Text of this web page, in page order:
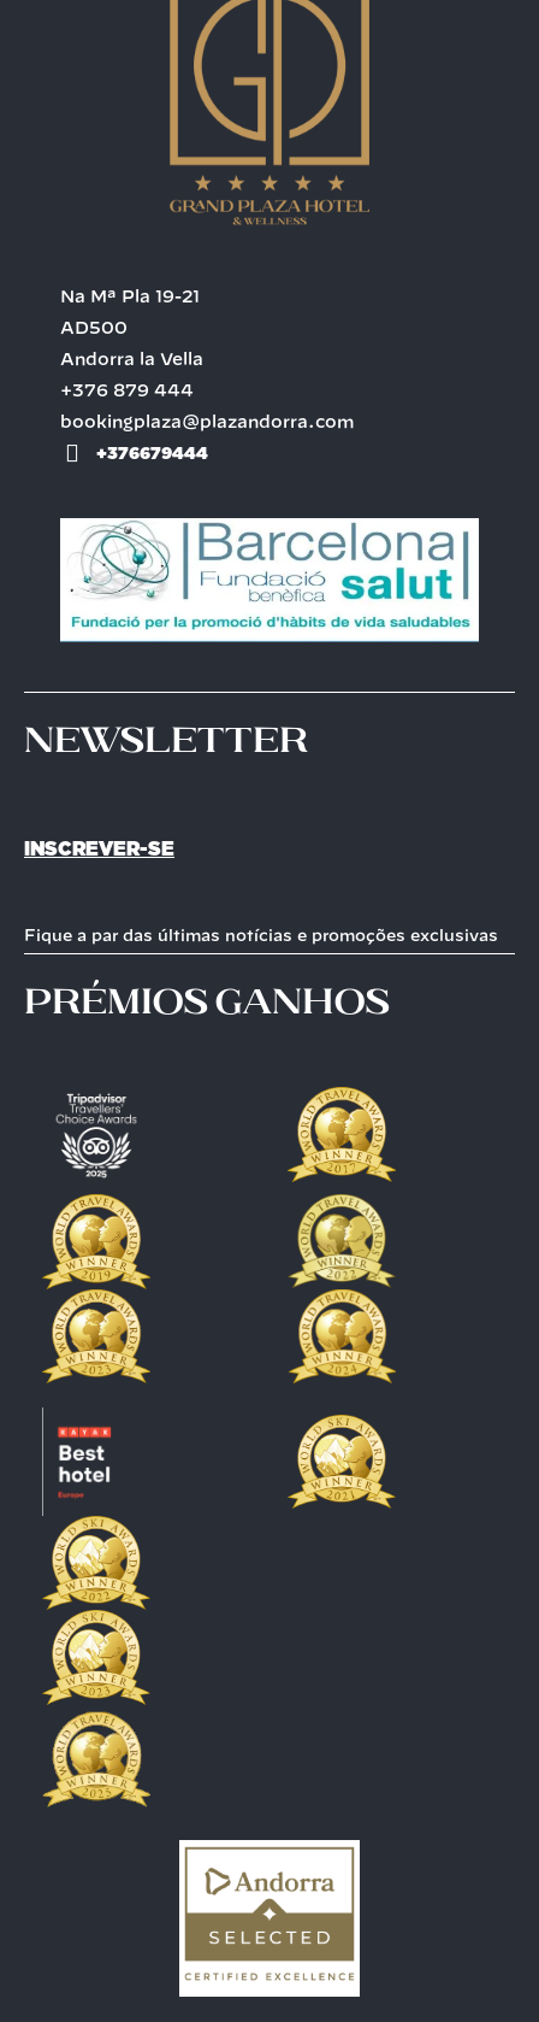
Na Mª Pla 19-21
AD500
Andorra la Vella
+376 879 444
bookingplaza@plazandorra.com
+376679444
Newsletter
INSCREVER-SE
Fique a par das últimas notícias e promoções exclusivas
prémios ganhos